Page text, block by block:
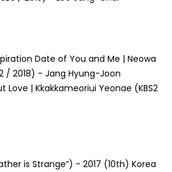
Date of You and Me | Neowa
/ 2018) - Jang Hyung-Joon
Love | Kkakkameoriui Yeonae (KBS2
is Strange”) - 2017 (10th) Korea